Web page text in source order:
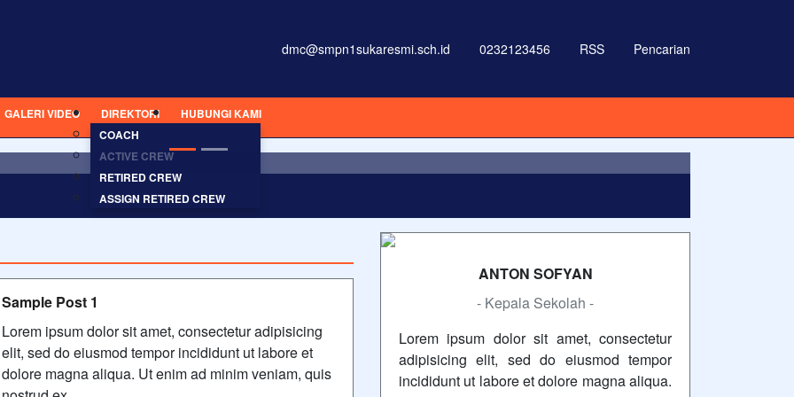
dmc@smpn1sukaresmi.sch.id 0232123456 RSS Pencarian
GALERI VIDEO
DIREKTORI
COACH
ACTIVE CREW
RETIRED CREW
ASSIGN RETIRED CREW
HUBUNGI KAMI
adipisicing elit, sed do eiusmod tempor incididunt ut labore et dolore magna aliqua
Sample Post 1
Lorem ipsum dolor sit amet, consectetur adipisicing
elit, sed do eiusmod tempor incididunt ut labore et
dolore magna aliqua. Ut enim ad minim veniam, quis
ANTON SOFYAN
- Kepala Sekolah -
Lorem ipsum dolor sit amet, consectetur
adipisicing elit, sed do eiusmod tempor
incididunt ut labore et dolore magna aliqua.